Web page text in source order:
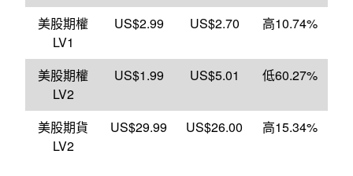
美股期權
LV1
US$2.99 US$2.70 高10.74%
美股期權
LV2
US$1.99 US$5.01 低60.27%
美股期貨
LV2
US$29.99 US$26.00 高15.34%